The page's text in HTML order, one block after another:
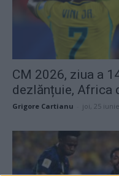
CM 2026, ziua a
dezlănțuie, Africa
Grigore Cartianu joi, 25